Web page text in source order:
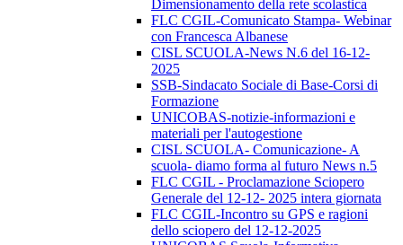
Dimensionamento della rete scolastica
FLC CGIL-Comunicato Stampa- Webinar
con Francesca Albanese
CISL SCUOLA-News N.6 del 16-12-
2025
SSB-Sindacato Sociale di Base-Corsi di
Formazione
UNICOBAS-notizie-informazioni e
materiali per l'autogestione
CISL SCUOLA- Comunicazione- A
scuola- diamo forma al futuro News n.5
FLC CGIL - Proclamazione Sciopero
Generale del 12-12- 2025 intera giornata
FLC CGIL-Incontro su GPS e ragioni
dello sciopero del 12-12-2025